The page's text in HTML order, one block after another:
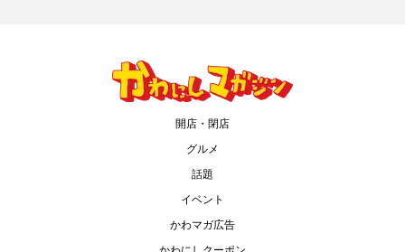
開店・閉店
グルメ
話題
イベント
かわマガ広告